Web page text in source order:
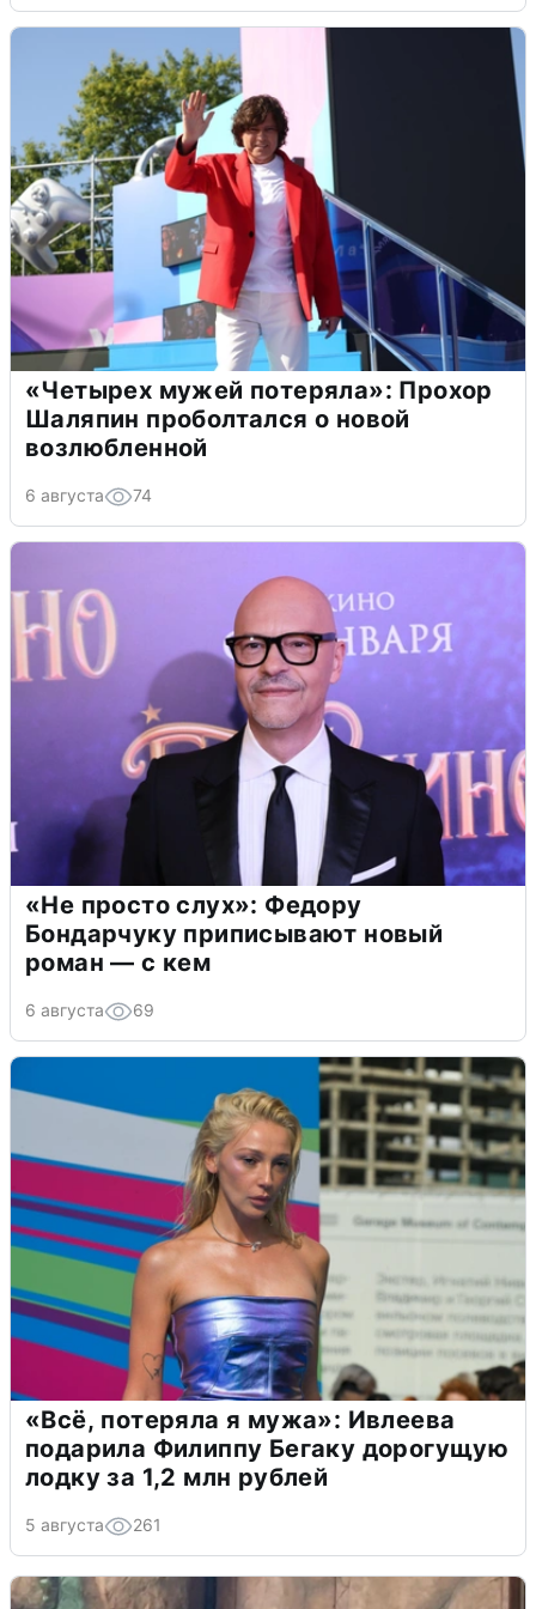
«Четырех мужей потеряла»: Прохор
Шаляпин проболтался о новой
возлюбленной
6 августа 74
«Не просто слух»: Федору
Бондарчуку приписывают новый
роман — с кем
6 августа 69
«Всё, потеряла я мужа»: Ивлеева
подарила Филиппу Бегаку дорогущую
лодку за 1,2 млн рублей
5 августа 261